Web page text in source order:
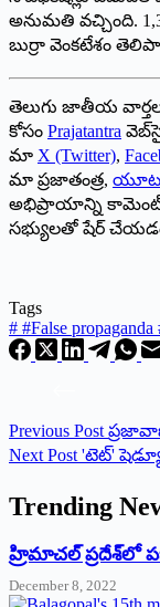
అనుమతి వచ్చింది.
బుర్రా వెంకటేశం
తెలుగు జాతీయ
కోసం Prajatantra
మా X (Twitter),
మా ప్రజాతంత్ర,
అభిప్రాయాన్ని కామెంట్
సభ్యులతో షేర్
Tags
# #False
Previous Post
Next Post 'టెట్‌'
Trending
‌హ్రిమాచల్‌ ‌ప్రదేశ్‌లో
December 8, 2022